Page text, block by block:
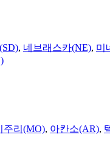
, 네브래스카(NE), 미
주리(MO), 아칸소(AR),